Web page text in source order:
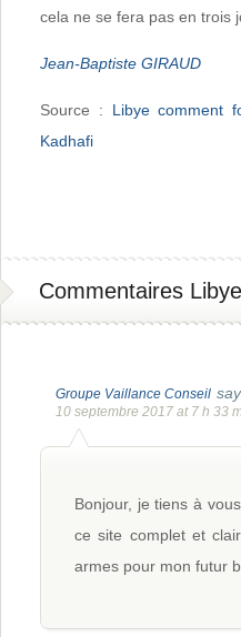
cela ne se fera pas en trois
Jean-Baptiste GIRAUD
Source : Libye comment
Kadhafi
Commentaires
Groupe Vaillance Conseil
10 septembre 2017 at 7 h 33
Bonjour, je tiens à
ce site complet et
armes pour mon futur